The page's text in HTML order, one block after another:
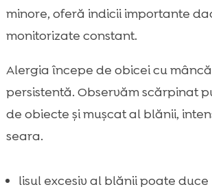
minore, oferă indicii importante
monitorizate constant.
Alergia începe de obicei cu
persistentă. Observăm scărpinat
de obiecte și mușcat al blănii,
seara.
lisul excesiv al blănii poate